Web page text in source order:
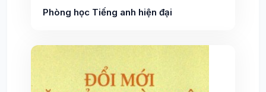
Phòng học Tiếng anh hiện đại